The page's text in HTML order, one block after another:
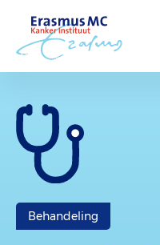
Behandeling